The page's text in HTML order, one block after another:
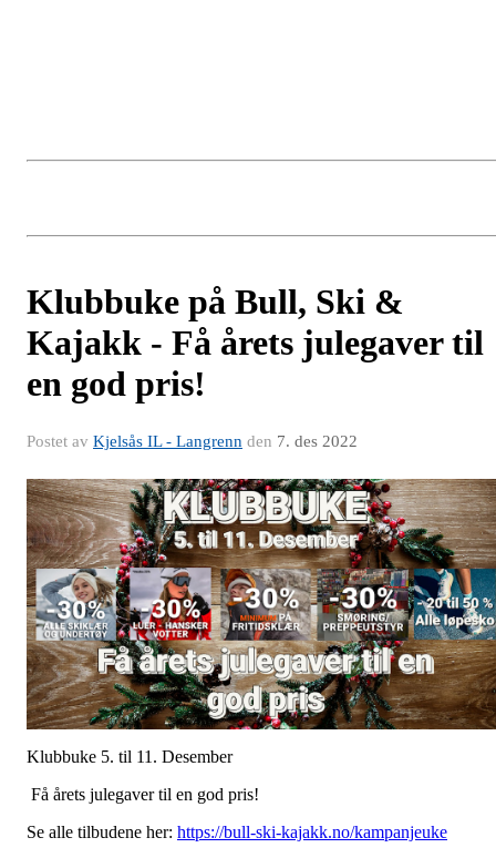
Klubbuke på Bull, Ski &
Kajakk - Få årets julegaver til
en god pris!
Postet av Kjelsås IL - Langrenn den 7. des 2022
Klubbuke 5. til 11. Desember
Få årets julegaver til en god pris!
Se alle tilbudene her: https://bull-ski-kajakk.no/kampanjeuke